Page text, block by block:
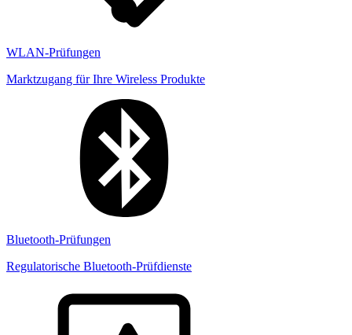
WLAN-Prüfungen
Marktzugang für Ihre Wireless Produkte
Bluetooth-Prüfungen
Regulatorische Bluetooth-Prüfdienste